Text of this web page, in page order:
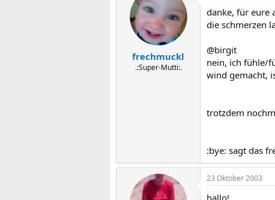
frechmuckl
.:Super-Mutti:.
danke, für eure
die schmerzen
@birgit
nein, ich fühle/
wind gemacht,
trotzdem
:bye: sagt das
23 Oktober 2003
hallo!